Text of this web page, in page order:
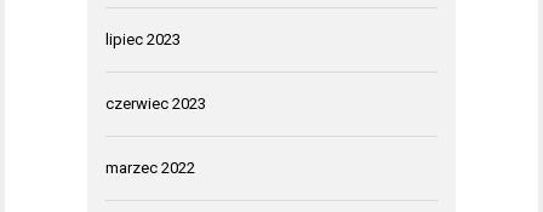
lipiec 2023
czerwiec 2023
marzec 2022